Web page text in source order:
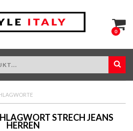
0
STRECH JEANS
HERREN